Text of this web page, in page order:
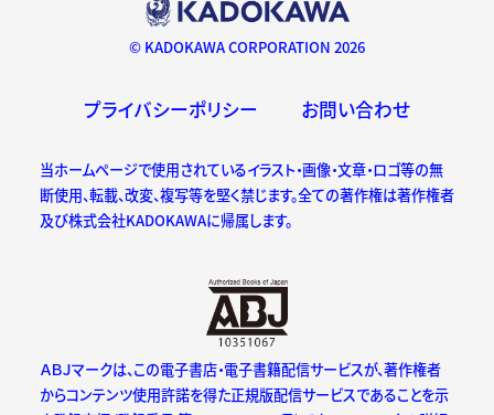
© KADOKAWA CORPORATION 2026
プライバシーポリシー お問い合わせ
当ホームページで使用されているイラスト・画像・文章・ロゴ等の無
断使用、転載、改変、複写等を堅く禁じます。全ての著作権は著作権者
及び株式会社KADOKAWAに帰属します。
ＡＢＪマークは、この電子書店・電子書籍配信サービスが、著作権者
からコンテンツ使用許諾を得た正規版配信サービスであることを示